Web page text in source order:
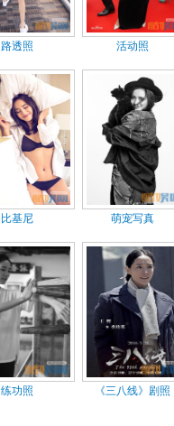
路透照 活动照
比基尼 萌宠写真
练功照 《三八线》剧照